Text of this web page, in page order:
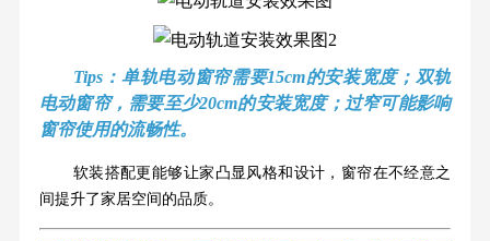
Tips：单轨电动窗帘需要15cm的安装宽度；双轨
电动窗帘，需要至少20cm的安装宽度；过窄可能影响
窗帘使用的流畅性。
软装搭配更能够让家凸显风格和设计，窗帘在不经意之
间提升了家居空间的品质。